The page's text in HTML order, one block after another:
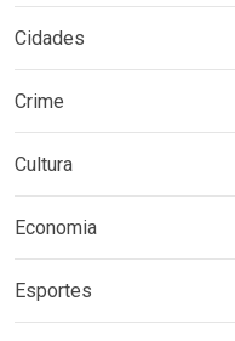
Cidades
Crime
Cultura
Economia
Esportes